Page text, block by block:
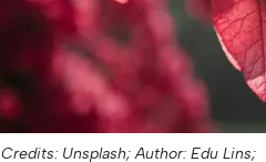
Credits: Unsplash; Author: Edu Lins;